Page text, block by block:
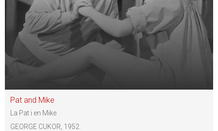
Pat and Mike
La Pat i en Mike
GEORGE CUKOR, 1952.